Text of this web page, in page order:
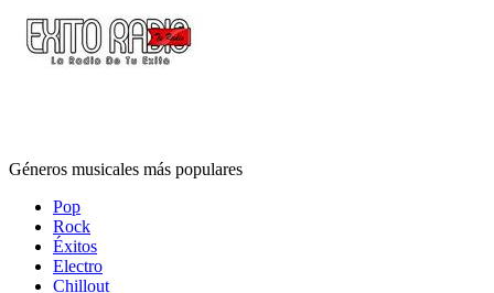
Géneros musicales más populares
Pop
Rock
Éxitos
Electro
Chillout